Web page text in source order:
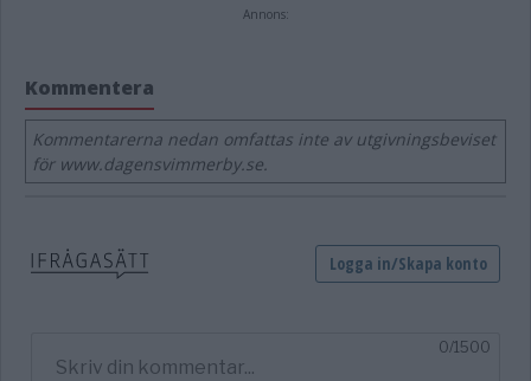
Annons:
Kommentera
Kommentarerna nedan omfattas inte av utgivningsbeviset
för www.dagensvimmerby.se.